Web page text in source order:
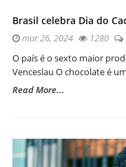
Brasil celebra Dia do
mar 26, 2024 1280
O país é o sexto maior
Venceslau O chocolate é
Read More...